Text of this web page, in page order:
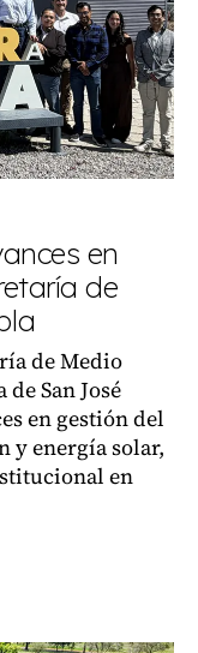
en
de
de Medio
San José
en gestión del
y energía solar,
en